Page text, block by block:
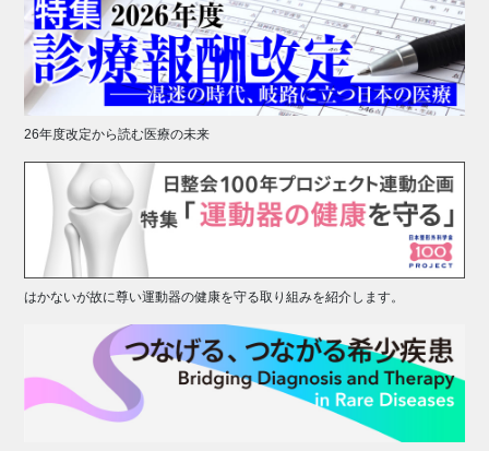
26年度改定から読む医療の未来
はかないが故に尊い運動器の健康を守る取り組みを紹介します。